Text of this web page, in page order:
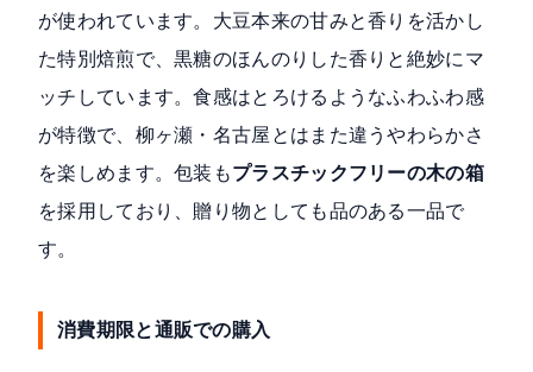
が使われています。大豆本来の甘みと香りを活かし
た特別焙煎で、黒糖のほんのりした香りと絶妙にマ
ッチしています。食感はとろけるようなふわふわ感
が特徴で、柳ヶ瀬・名古屋とはまた違うやわらかさ
を楽しめます。包装もプラスチックフリーの木の箱
を採用しており、贈り物としても品のある一品で
す。
消費期限と通販での購入